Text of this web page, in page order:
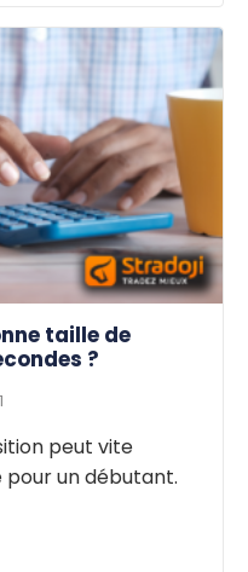
taille de
?
peut vite
un débutant.